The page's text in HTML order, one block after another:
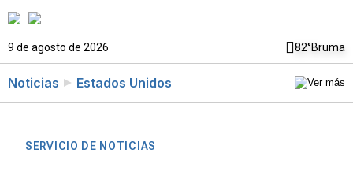
9 de agosto de 2026 82°Bruma
Noticias Estados Unidos
SERVICIO DE NOTICIAS